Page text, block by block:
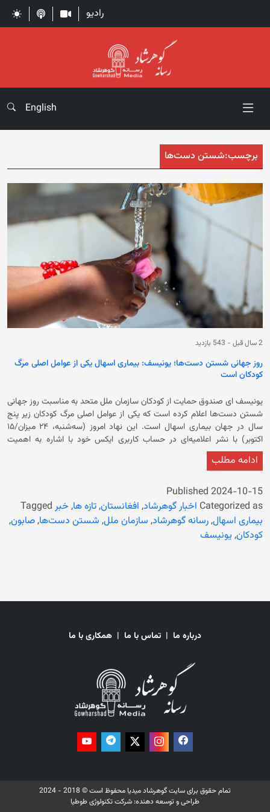
رادیو
English
برچسب:شستن دست‌ها
2 سال قبل - 543 بازدید
روز جهانی شستن دست‌ها؛ یونیسف: بیماری اسهال یکی از عوامل اصلی مرگ
کودکان است
یونیسف ای صندوق حمایت از کودکان سازمان ملل متحد به مناسبت روز جهانی
شستن دست‌ها اعلام کرده است که یکی از عوامل اصلی مرگ کودکان زیر پنج
سال در جهان بیماری اسهال است. این نهاد امروز (سه‌شنبه، ۲۴ میزان/۱۵
اکتوبر) با نشر اعلامیه‌ای در حساب کاربری ایکس خود با اشاره به اهمیت
شستن دست‌ها نگاشته که این امر یکی از راه‌های کم ‌هزینه برای جلوگیری از
انسان‌ها را نجات می‌دهد.» صندوق حمایت از کودکان سازمان ملل متحد تاکید
کرد که شستن دست‌ها می‌تواند، اسهال را حدود یک‌دوم و عفونت‌های حاد
تنفسی را یک‌چهارم کاهش دهد. یونیسف افزود که شستن دست‌ها با صابون
در کنار صحت و تغذیه، بر آموزش، اقتصاد و عدالت نیز تأثیر مثبت می‌گذارد.
دست‌کم ۱۴۶ هزار و ۵۵۵ تن در افغانستان به بیماری اسهال مبتلا شده‌اند. طبق
کودکان زیر پنج سال و ۴۹.۶ درصد آنان زن بودند.
ادامه مطلب
Published 2024-10-15
Categorized as اخبار گوهرشاد, افغانستان,تازه ها, خبر Tagged
بیماری اسهال,رسانه گوهرشاد, سازمان ملل, شستن دست‌ها,صابون,
کودکان, یونیسف
درباره ما | تماس با ما | همکاری با ما
تمام حقوق برای سایت گوهرشاد میدیا محفوظ است © 2018 - 2024
طراحی و توسعه دهنده: شرکت تکنولوژی طوطیا